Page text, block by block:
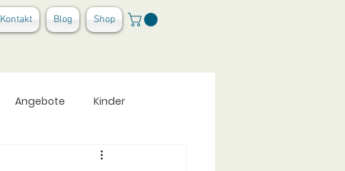
Kontakt Blog Shop
Angebote Kinder